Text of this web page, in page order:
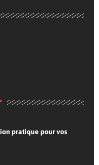
pratique pour vos